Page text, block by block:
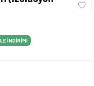
İNDİRİMİ